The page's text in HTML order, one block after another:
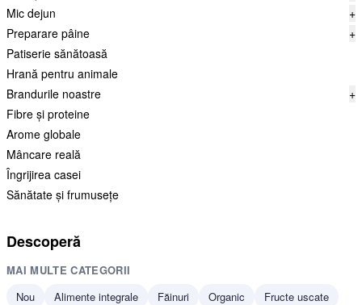
Mic dejun
+
Preparare pâine
+
Patiserie sănătoasă
Hrană pentru animale
Brandurile noastre
+
Fibre și proteine
Arome globale
Mâncare reală
Îngrijirea casei
Sănătate și frumusețe
Descoperă
MAI MULTE CATEGORII
Nou
Alimente integrale Făinuri Organic
Fructe uscate